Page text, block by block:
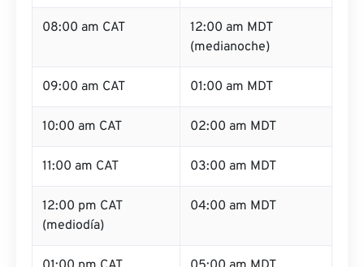
08:00 am CAT
12:00 am MDT
(medianoche)
09:00 am CAT 01:00 am MDT
10:00 am CAT 02:00 am MDT
11:00 am CAT 03:00 am MDT
12:00 pm CAT
(mediodía)
04:00 am MDT